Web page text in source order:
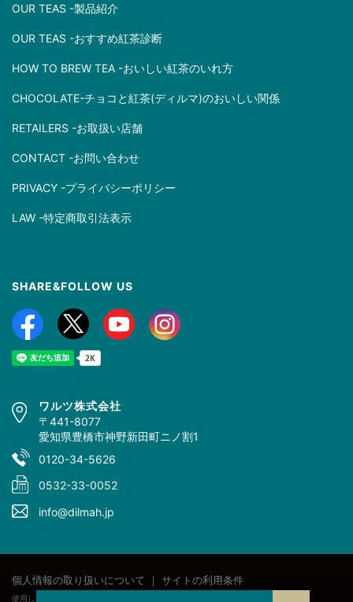
OUR TEAS -製品紹介
OUR TEAS -おすすめ紅茶診断
HOW TO BREW TEA -おいしい紅茶のいれ方
CHOCOLATE-チョコと紅茶(ディルマ)のおいしい関係
RETAILERS -お取扱い店舗
CONTACT -お問い合わせ
PRIVACY -プライバシーポリシー
LAW -特定商取引法表示
SHARE&FOLLOW US
ワルツ株式会社
〒441-8077
愛知県豊橋市神野新田町ニノ割1
0120-34-5626
0532-33-0052
info@dilmah.jp
個人情報の取り扱いについて ｜ サイトの利用条件
使用している画像、文章等の著作権はすべてワルツ株式会社に属します。